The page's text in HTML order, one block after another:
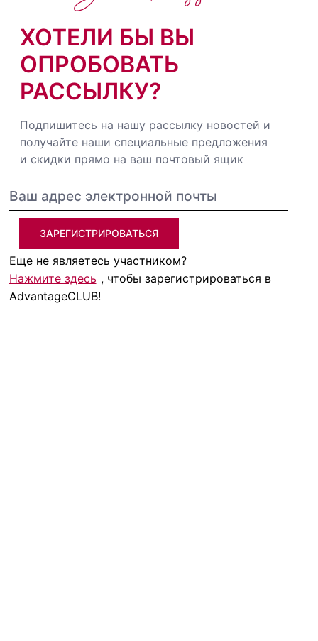
ХОТЕЛИ БЫ ВЫ
ОПРОБОВАТЬ
РАССЫЛКУ?
Подпишитесь на нашу рассылку новостей и
получайте наши специальные предложения
и скидки прямо на ваш почтовый ящик
ЗАРЕГИСТРИРОВАТЬСЯ
Еще не являетесь участником?
Нажмите здесь , чтобы зарегистрироваться в
AdvantageCLUB!